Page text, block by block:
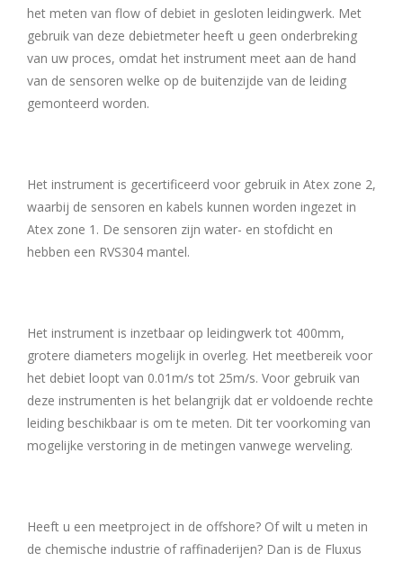
het meten van flow of debiet in gesloten leidingwerk. Met
gebruik van deze debietmeter heeft u geen onderbreking
van uw proces, omdat het instrument meet aan de hand
van de sensoren welke op de buitenzijde van de leiding
gemonteerd worden.
Het instrument is gecertificeerd voor gebruik in Atex zone 2,
waarbij de sensoren en kabels kunnen worden ingezet in
Atex zone 1. De sensoren zijn water- en stofdicht en
hebben een RVS304 mantel.
Het instrument is inzetbaar op leidingwerk tot 400mm,
grotere diameters mogelijk in overleg. Het meetbereik voor
het debiet loopt van 0.01m/s tot 25m/s. Voor gebruik van
deze instrumenten is het belangrijk dat er voldoende rechte
leiding beschikbaar is om te meten. Dit ter voorkoming van
mogelijke verstoring in de metingen vanwege werveling.
Heeft u een meetproject in de offshore? Of wilt u meten in
de chemische industrie of raffinaderijen? Dan is de Fluxus